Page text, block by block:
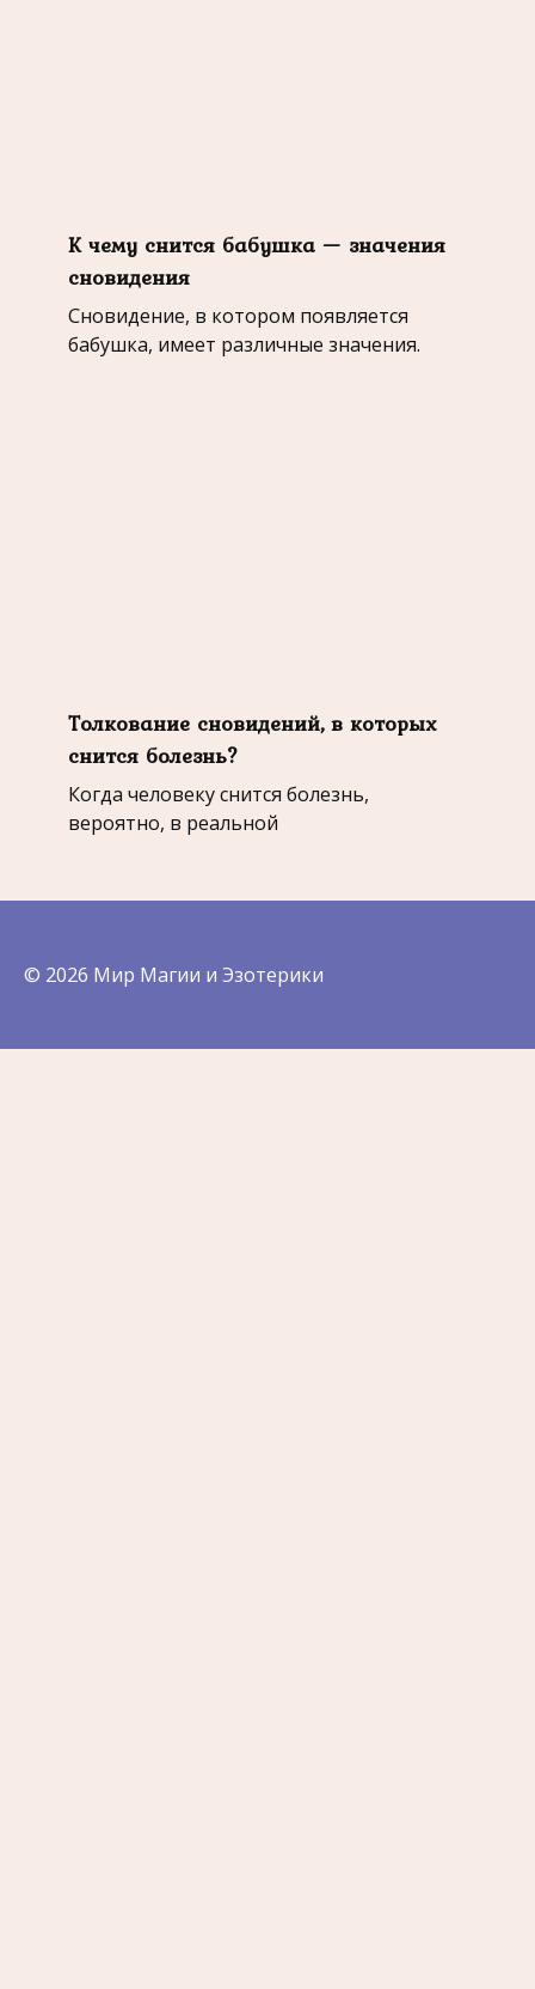
К чему снится бабушка — значения
сновидения
Сновидение, в котором появляется
бабушка, имеет различные значения.
Толкование сновидений, в которых
снится болезнь?
Когда человеку снится болезнь,
вероятно, в реальной
© 2026 Мир Магии и Эзотерики